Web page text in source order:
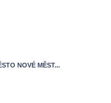
NOVÉ MĚST...